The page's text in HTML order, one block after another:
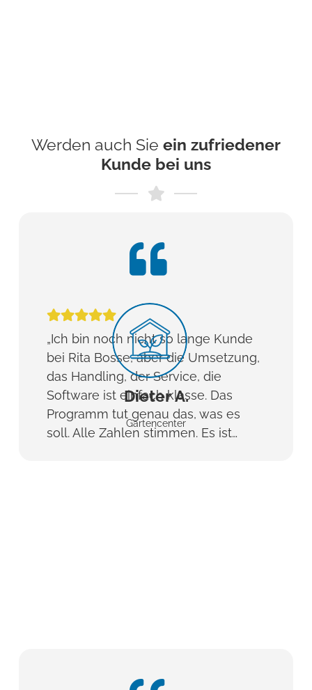
Werden auch Sie ein zufriedener
Kunde bei uns
„Ich bin noch nicht so lange Kunde
bei Rita Bosse, aber die Umsetzung,
das Handling, der Service, die
Software ist einfach klasse. Das
Programm tut genau das, was es
soll. Alle Zahlen stimmen. Es ist…
Dieter A.
Gartencenter